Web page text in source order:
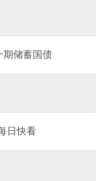
期储蓄国债
日快看